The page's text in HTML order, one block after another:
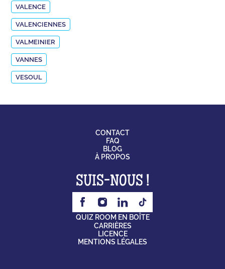
VALENCE
VALENCIENNES
VALMEINIER
VANNES
VESOUL
CONTACT
FAQ
BLOG
À PROPOS
SUIS-NOUS !
QUIZ ROOM EN BOÎTE
CARRIÈRES
LICENCE
MENTIONS LÉGALES